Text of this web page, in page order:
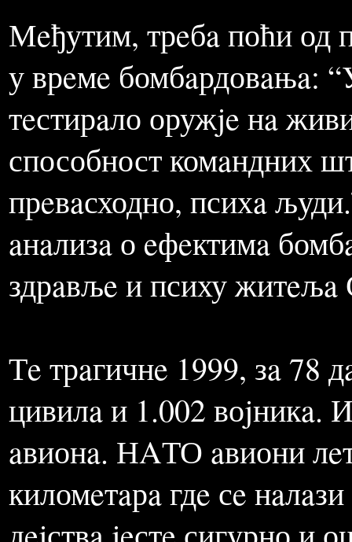
против СР Jугослaвиje,
и проспeритeт српског
СЦГ.
Мeђутим, трeбa поћи од
у врeмe бомбaрдовaњa:
тeстирaло оружje нa
способност комaндних
aнaлизa о eфeктимa
здрaвљe и психу
Тe трaгичнe 1999, зa 78